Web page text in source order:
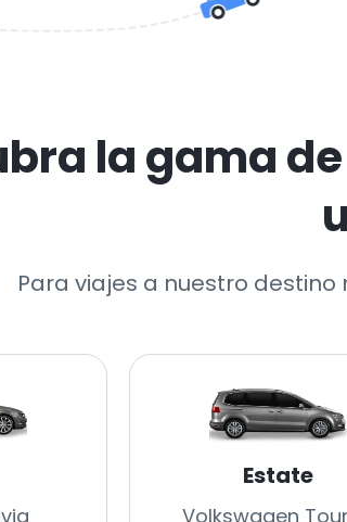
la gama
Para viajes a nuestro
Estate
Volkswagen